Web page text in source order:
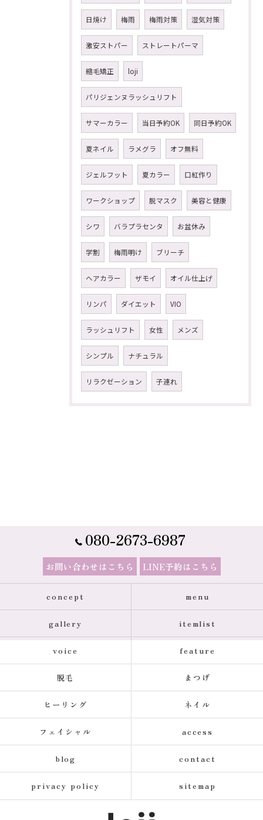
日焼け 梅雨 梅雨対策 湿気対策
激安ストパー ストレートパーマ
縮毛矯正 loji
パリジェンヌラッシュリフト
サマーカラー 当日予約OK 同日予約OK
夏ネイル ラメグラ オフ無料
ジェルフット 夏カラー 口紅作り
ワークショップ 脱マスク 美容と健康
シワ バラプラセンタ お盆休み
学割 梅雨明け ブリーチ
ヘアカラー ザモイ オイル仕上げ
リンパ ダイエット VIO
ラッシュリフト 女性 メンズ
シンプル ナチュラル
リラクゼーション 子連れ
080-2673-6987
お問い合わせはこちら LINE予約はこちら
concept menu
gallery itemlist
voice feature
脱毛 まつげ
ヒーリング ネイル
フェイシャル access
blog contact
privacy policy sitemap